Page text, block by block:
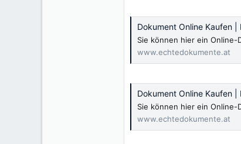
Dokument Online Kaufen
Sie können hier ein Online-
www.echtedokumente.at
Dokument Online Kaufen
Sie können hier ein Online-
www.echtedokumente.at